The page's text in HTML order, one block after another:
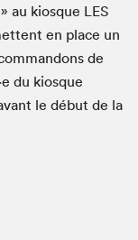
au kiosque LES
en place un
de
du kiosque
le début de la